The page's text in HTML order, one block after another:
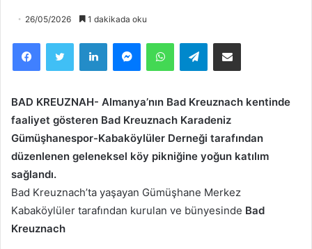
26/05/2026 1 dakikada oku
Telegram
BAD KREUZNAH- Almanya’nın Bad Kreuznach kentinde
faaliyet gösteren Bad Kreuznach Karadeniz
Gümüşhanespor-Kabaköylüler Derneği tarafından
düzenlenen geleneksel köy pikniğine yoğun katılım
sağlandı.
Bad Kreuznach’ta yaşayan Gümüşhane Merkez
Kabaköylüler tarafından kurulan ve bünyesinde Bad
Kreuznach